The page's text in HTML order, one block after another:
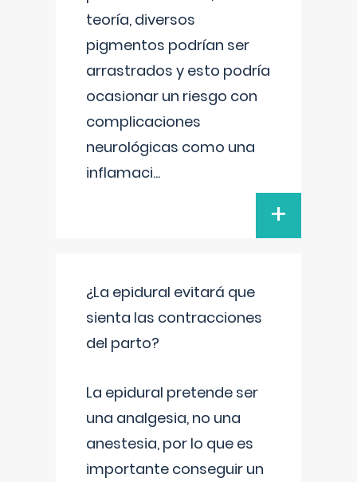
teoría, diversos
pigmentos podrían ser
arrastrados y esto podría
ocasionar un riesgo con
complicaciones
neurológicas como una
inflamaci...
+
¿La epidural evitará que
sienta las contracciones
del parto?
La epidural pretende ser
una analgesia, no una
anestesia, por lo que es
importante conseguir un